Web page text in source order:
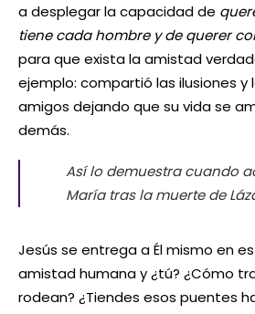
a desplegar la capacidad de
tiene cada hombre y de querer
para que exista la amistad
ejemplo: compartió las ilusiones y
amigos dejando que su vida se
demás.
Así lo demuestra cuando
María tras la muerte de
Jesús se entrega a Él mismo en
amistad humana y ¿tú? ¿Cómo
rodean? ¿Tiendes esos puentes